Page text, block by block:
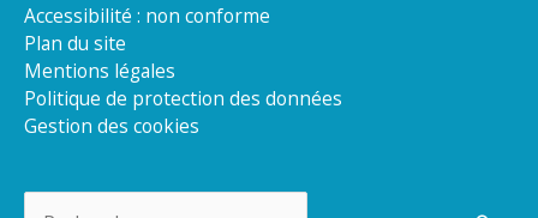
Accessibilité : non conforme
Plan du site
Mentions légales
Politique de protection des données
Gestion des cookies